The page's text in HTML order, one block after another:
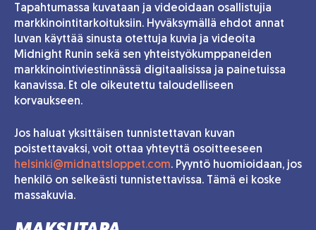
Tapahtumassa kuvataan ja videoidaan osallistujia
markkinointitarkoituksiin. Hyväksymällä ehdot annat
luvan käyttää sinusta otettuja kuvia ja videoita
Midnight Runin sekä sen yhteistyökumppaneiden
markkinointiviestinnässä digitaalisissa ja painetuissa
kanavissa. Et ole oikeutettu taloudelliseen
korvaukseen.
Jos haluat yksittäisen tunnistettavan kuvan
poistettavaksi, voit ottaa yhteyttä osoitteeseen
helsinki@midnattsloppet.com. Pyyntö huomioidaan, jos
henkilö on selkeästi tunnistettavissa. Tämä ei koske
massakuvia.